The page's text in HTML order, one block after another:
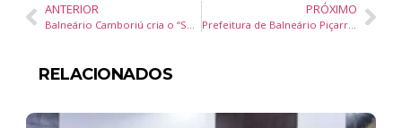
ANTERIOR
Balneário Camboriú cria o “Selo Turismo Pet Friendly” para atrair turistas com animais de estimação
PRÓXIMO
Prefeitura de Balneário Piçarras amplia frota com novo tanque para caminhão-pipa
RELACIONADOS